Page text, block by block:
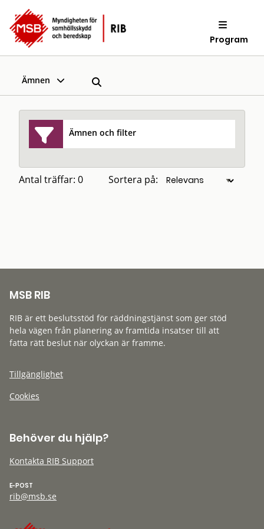
Program
Ämnen
Ämnen och filter
Antal träffar: 0 Sortera på:
MSB RIB
RIB är ett beslutsstöd för räddningstjänst som ger stöd
hela vägen från planering av framtida insatser till att
fatta rätt beslut när olyckan är framme.
Tillgänglighet
Cookies
Behöver du hjälp?
Kontakta RIB Support
E-POST
rib@msb.se